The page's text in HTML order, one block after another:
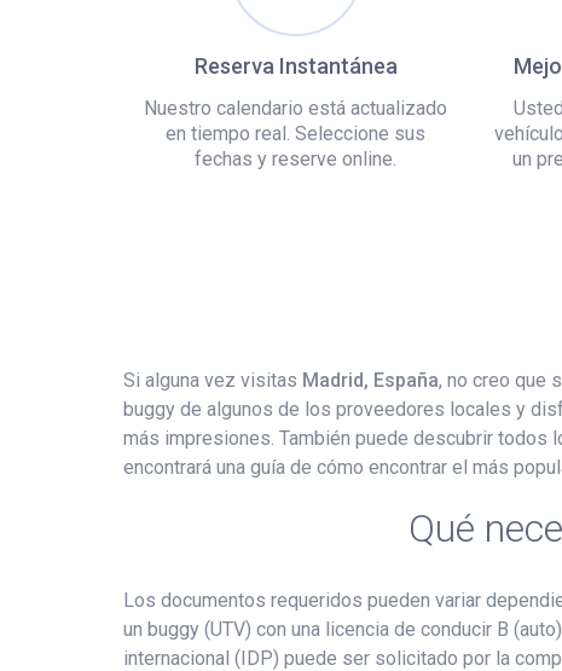
Reserva Instantánea
Nuestro calendario está actualizado
en tiempo real. Seleccione sus
fechas y reserve online.
un
Si alguna vez visitas Madrid, España, no creo que
buggy de algunos de los proveedores locales y
más impresiones. También puede descubrir
encontrará una guía de cómo encontrar el más
Qué
Los documentos requeridos pueden variar
un buggy (UTV) con una licencia de conducir B
internacional (IDP) puede ser solicitado por la